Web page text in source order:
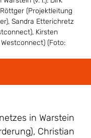
(Projektleitung
Sandra Etterichretz
Kirsten
(Foto:
in Warstein
Christian